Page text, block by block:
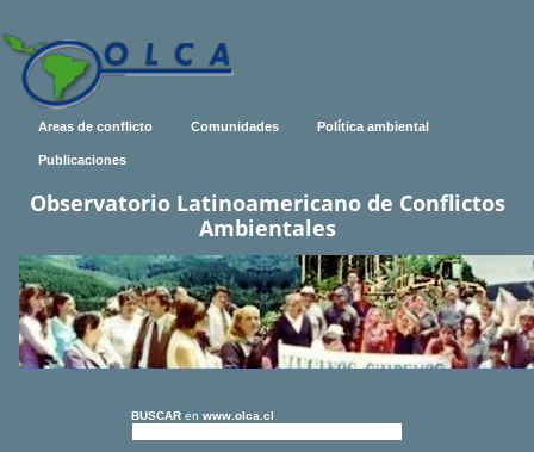
Areas de conflicto Comunidades Política ambiental
Publicaciones
Observatorio Latinoamericano de Conflictos
Ambientales
BUSCAR en www.olca.cl